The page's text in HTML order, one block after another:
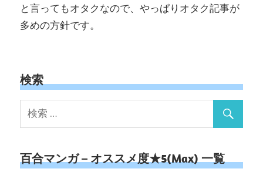
と言ってもオタクなので、やっぱりオタク記事が
多めの方針です。
検索
百合マンガ – オススメ度★5(Max) 一覧